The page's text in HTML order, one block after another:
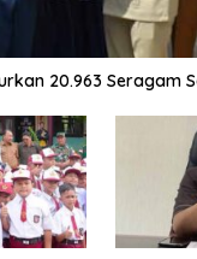
20.963 Seragam